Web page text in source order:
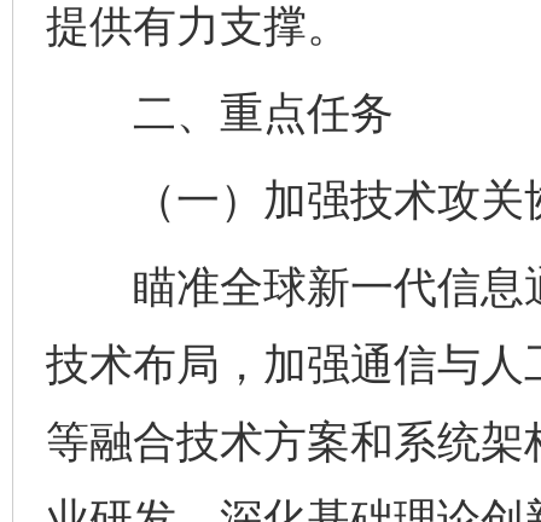
提供有力支撑。
二、重点任务
（一）加强技术攻关
瞄准全球新一代信息
技术布局，加强通信与
等融合技术方案和系统